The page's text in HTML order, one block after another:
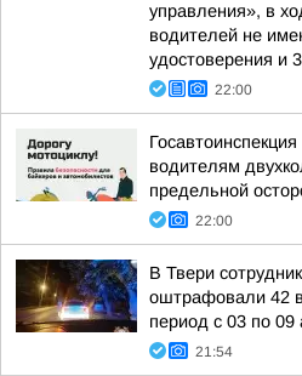
управления», в
водителей не
удостоверения и
22:00
водителям
предельной
22:00
В Твери
оштрафовали 42
период с 03 по 09
21:54